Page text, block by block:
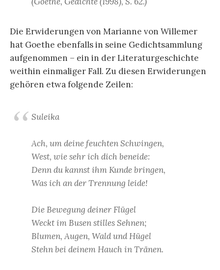
Die Erwiderungen von Marianne von Willemer
hat Goethe ebenfalls in seine Gedichtsammlung
aufgenommen – ein in der Literaturgeschichte
weithin einmaliger Fall. Zu diesen Erwiderungen
gehören etwa folgende Zeilen:
Suleika
Ach, um deine feuchten Schwingen,
West, wie sehr ich dich beneide:
Denn du kannst ihm Kunde bringen,
Was ich an der Trennung leide!
Die Bewegung deiner Flügel
Weckt im Busen stilles Sehnen;
Blumen, Augen, Wald und Hügel
Stehn bei deinem Hauch in Tränen.